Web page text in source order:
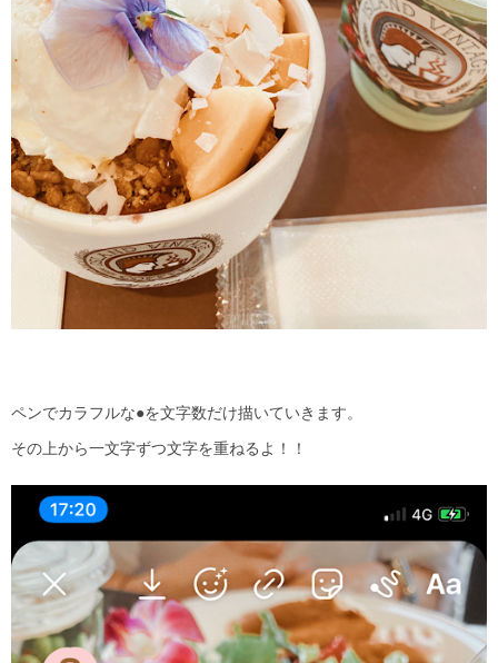
ペンでカラフルな●を文字数だけ描いていきます。
その上から一文字ずつ文字を重ねるよ！！